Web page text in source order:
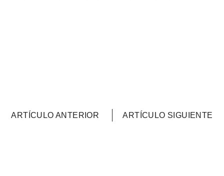
ARTÍCULO ANTERIOR ARTÍCULO SIGUIENTE